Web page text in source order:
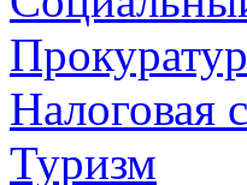
Налоговая
Туризм